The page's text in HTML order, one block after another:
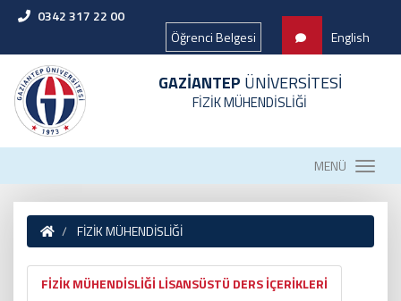
0342 317 22 00
Öğrenci Belgesi
English
GAZİANTEP ÜNİVERSİTESİ
FİZİK MÜHENDİSLİĞİ
MENÜ
FİZİK MÜHENDİSLİĞİ
FİZİK MÜHENDİSLİĞİ LİSANSÜSTÜ DERS İÇERİKLERİ